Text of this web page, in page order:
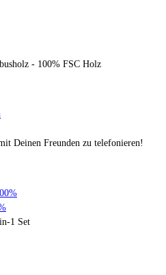
- 100% FSC Holz
Deinen Freunden zu telefonieren!
1 Set